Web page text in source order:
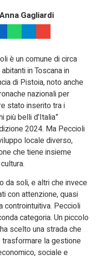
Gagliardi
è un comune di circa
in Toscana in
di Pistoia, noto anche
nazionali per
stato inserito tra i
più belli d’Italia”
2024. Ma Peccioli
locale diverso,
che tiene insieme
da soli, e altri che invece
con attenzione, quasi
Peccioli
categoria. Un piccolo
scelto una strada che
la gestione
sociale e